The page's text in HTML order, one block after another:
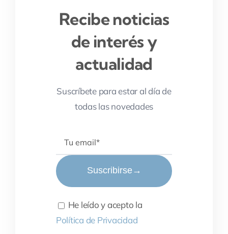
Recibe noticias
de interés y
actualidad
Suscríbete para estar al día de
todas las novedades
Suscribirse→
He leído y acepto la
Política de Privacidad